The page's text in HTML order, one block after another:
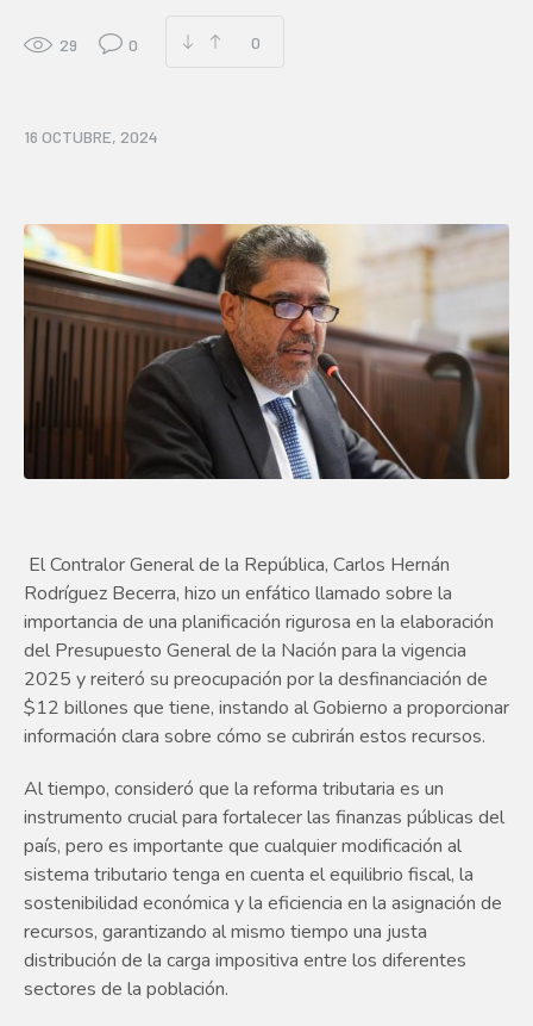
29 0 0
16 OCTUBRE, 2024
El Contralor General de la República, Carlos Hernán
Rodríguez Becerra, hizo un enfático llamado sobre la
importancia de una planificación rigurosa en la elaboración
del Presupuesto General de la Nación para la vigencia
2025 y reiteró su preocupación por la desfinanciación de
$12 billones que tiene, instando al Gobierno a proporcionar
información clara sobre cómo se cubrirán estos recursos.
Al tiempo, consideró que la reforma tributaria es un
instrumento crucial para fortalecer las finanzas públicas del
país, pero es importante que cualquier modificación al
sistema tributario tenga en cuenta el equilibrio fiscal, la
sostenibilidad económica y la eficiencia en la asignación de
recursos, garantizando al mismo tiempo una justa
distribución de la carga impositiva entre los diferentes
sectores de la población.